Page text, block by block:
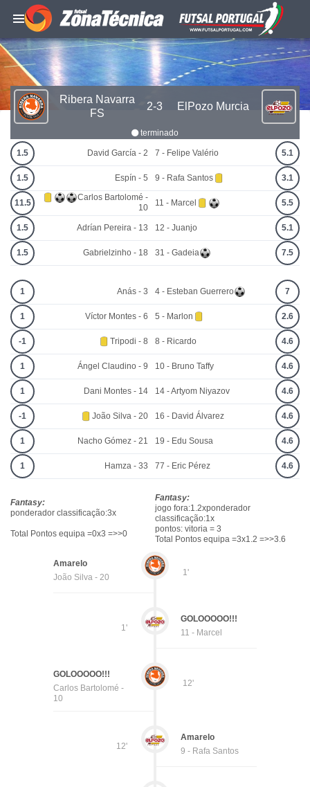
Ribera Navarra
FS
2-3 ElPozo Murcia
terminado
1.5 David García - 2
1.5 Espín - 5
11.5
Carlos Bartolomé -
10
1.5 Adrían Pereira - 13
1.5 Gabrielzinho - 18
7 - Felipe Valério 5.1
9 - Rafa Santos 3.1
11 - Marcel 5.5
12 - Juanjo 5.1
31 - Gadeia 7.5
1 Anás - 3
1 Víctor Montes - 6
-1 Tripodi - 8
1 Ángel Claudino - 9
1 Dani Montes - 14
-1 João Silva - 20
1 Nacho Gómez - 21
1 Hamza - 33
4 - Esteban Guerrero 7
5 - Marlon 2.6
8 - Ricardo 4.6
10 - Bruno Taffy 4.6
14 - Artyom Niyazov 4.6
16 - David Álvarez 4.6
19 - Edu Sousa 4.6
77 - Eric Pérez 4.6
Fantasy:
ponderador classificação:3x
Total Pontos equipa =0x3 =>>0
Fantasy:
jogo fora:1.2xponderador
classificação:1x
pontos: vitoria = 3
Total Pontos equipa =3x1.2 =>>3.6
1'
Amarelo
João Silva - 20
1'
GOLOOOOO!!!
11 - Marcel
12'
GOLOOOOO!!!
Carlos Bartolomé -
10
12'
Amarelo
9 - Rafa Santos